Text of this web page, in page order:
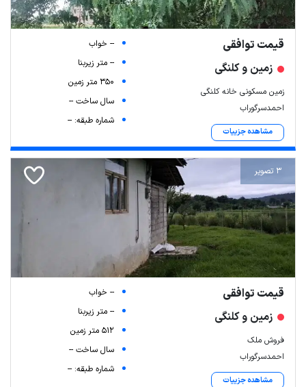
قیمت توافقی
زمین و کلنگی
زمین مسکونی خانه کلنگی
احمدسرگوراب
مشاهده جزییات
-- خواب
-- متر زیربنا
350 متر زمین
سال ساخت --
شماره طبقه: --
3 تصویر
قیمت توافقی
زمین و کلنگی
فروش ملک
احمدسرگوراب
مشاهده جزییات
-- خواب
-- متر زیربنا
512 متر زمین
سال ساخت --
شماره طبقه: --